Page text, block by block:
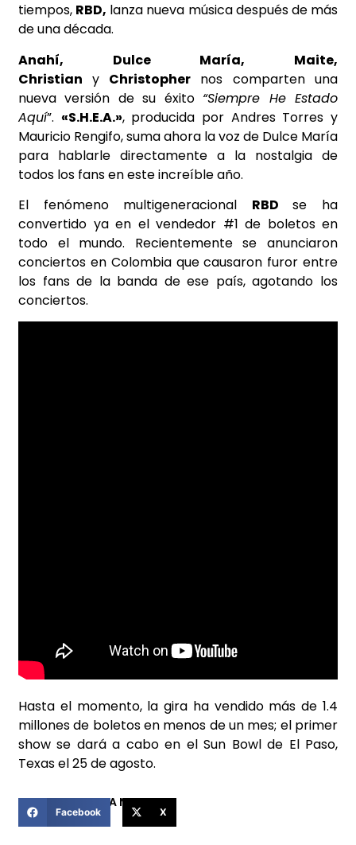
tiempos, RBD, lanza nueva música después de más
de una década.
Anahí, Dulce María, Maite,
Christian y Christophernos comparten una
nueva versión de su éxito “Siempre He Estado
Aquí”. «S.H.E.A.», producida por Andres Torres y
Mauricio Rengifo, suma ahora la voz de Dulce María
para hablarle directamente a la nostalgia de
todos los fans en este increíble año.
El fenómeno multigeneracional RBDse ha
convertido ya en el vendedor #1 de boletos en
todo el mundo. Recientemente se anunciaron
conciertos en Colombia que causaron furor entre
los fans de la banda de ese país, agotando los
conciertos.
Hasta el momento, la gira ha vendido más de 1.4
millones de boletos en menos de un mes; el primer
show se dará a cabo en el Sun Bowl de El Paso,
Texas el 25 de agosto.
COMPARTIR ESTA NOTICIA
Facebook X